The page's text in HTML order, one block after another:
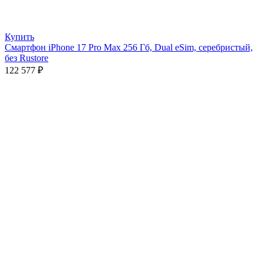
Купить
Смартфон iPhone 17 Pro Max 256 Гб, Dual eSim, серебристый,
без Rustore
122 577 ₽